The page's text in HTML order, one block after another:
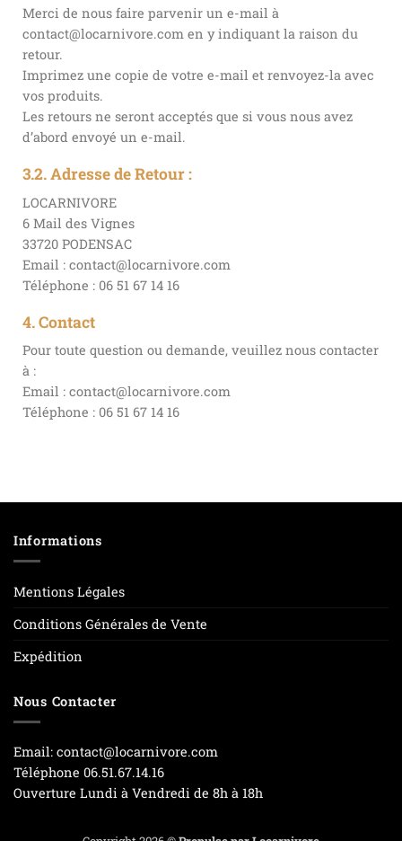
Merci de nous faire parvenir un e-mail à
contact@locarnivore.com en y indiquant la raison du
retour.
Imprimez une copie de votre e-mail et renvoyez-la avec
vos produits.
Les retours ne seront acceptés que si vous nous avez
d’abord envoyé un e-mail.
3.2. Adresse de Retour :
LOCARNIVORE
6 Mail des Vignes
33720 PODENSAC
Email : contact@locarnivore.com
Téléphone : 06 51 67 14 16
4. Contact
Pour toute question ou demande, veuillez nous contacter
à :
Email : contact@locarnivore.com
Téléphone : 06 51 67 14 16
Informations
Mentions Légales
Conditions Générales de Vente
Expédition
Nous Contacter
Email: contact@locarnivore.com
Téléphone 06.51.67.14.16
Ouverture Lundi à Vendredi de 8h à 18h